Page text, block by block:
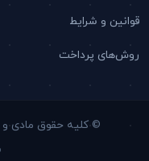
قوانین و شرایط
روش‌های پرداخت
© کلیه حقوق مادی و